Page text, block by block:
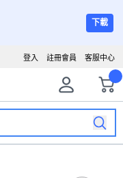
下載
客服中心
註冊會員
登入